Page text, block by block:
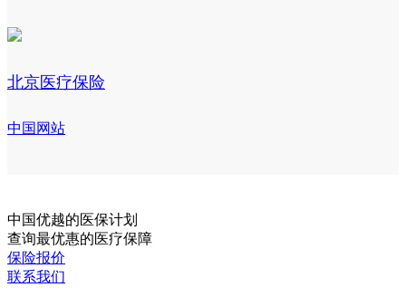
北京医疗保险
中国网站
中国优越的医保计划
查询最优惠的医疗保障
保险报价
联系我们